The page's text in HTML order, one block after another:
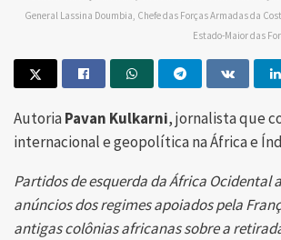
General Lassina Doumbia, Chefe das Forças Armadas da
Estado-Maior das
AutoriaPavan Kulkarni, jornalista que
internacional e geopolítica na África e
Partidos de esquerda da África Ocidental
anúncios dos regimes apoiados pela
antigas colônias africanas sobre a